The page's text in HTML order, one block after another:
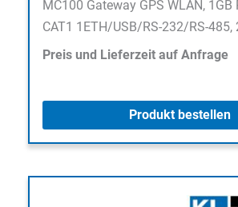
MC100 Gateway GPS WLAN, 1GB
CAT1 1ETH/USB/RS-232/RS-485,
Preis und Lieferzeit auf Anfrage
Produkt bestellen